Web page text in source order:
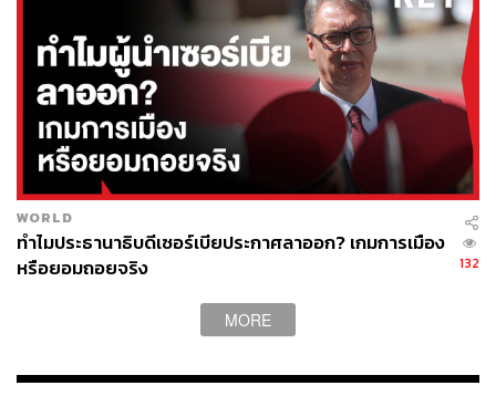
ABOUT THE AUTHOR
ปัทมาสน์ ชนะรัชชรักษ์
Content Creator ข่าวต่างประเทศ
WORLD
ทำไมประธานาธิบดีเซอร์เบียประกาศลาออก? เกมการเมือง
หรือยอมถอยจริง
132
MORE